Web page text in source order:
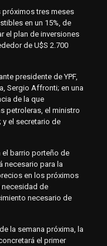
próximos tres meses
en un 15%, de
el plan de inversiones
de U$S 2.700
presidente de YPF,
Sergio Affronti; en una
de la que
petroleras, el ministro
el secretario de
el barrio porteño de
necesario para la
en los próximos
necesidad de
necesario de
la semana próxima, la
el primer